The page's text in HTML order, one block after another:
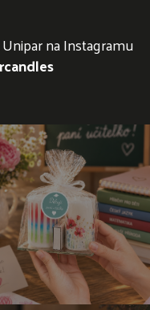
na Instagramu